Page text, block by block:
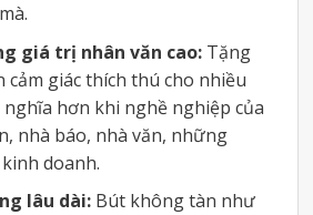
giá trị nhân văn cao:Tặng
cảm giác thích thú cho nhiều
hơn khi nghề nghiệp của
nhà báo, nhà văn, những
doanh.
lâu dài:Bút không tàn như